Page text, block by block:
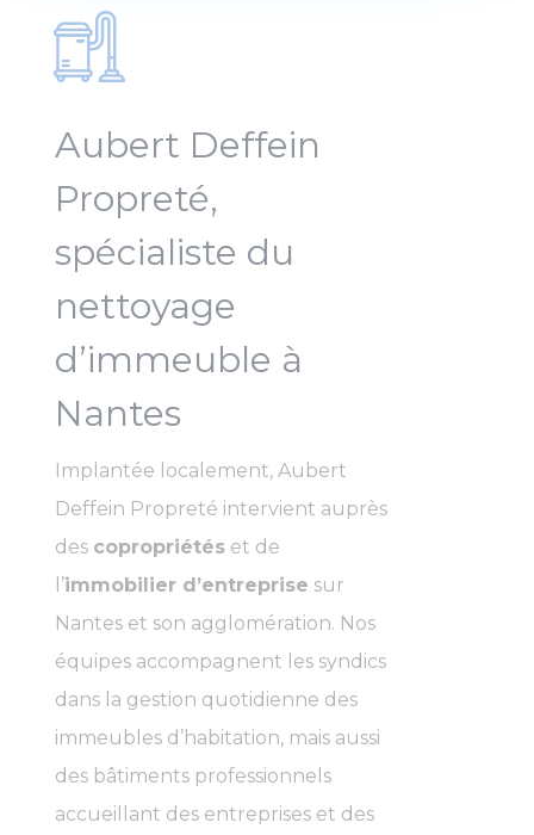
Aubert Deffein
Propreté,
spécialiste du
nettoyage
d’immeuble à
Nantes
Implantée localement, Aubert
Deffein Propreté intervient auprès
des copropriétéset de
l’immobilier d’entreprise sur
Nantes et son agglomération. Nos
équipes accompagnent les syndics
dans la gestion quotidienne des
immeubles d’habitation, mais aussi
des bâtiments professionnels
accueillant des entreprises et des